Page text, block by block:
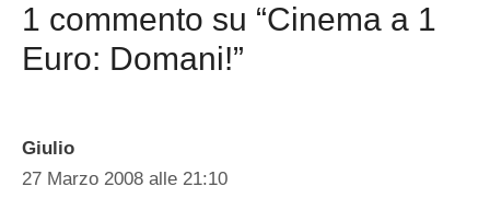
1 commento su “Cinema a 1
Euro: Domani!”
Giulio
27 Marzo 2008 alle 21:10